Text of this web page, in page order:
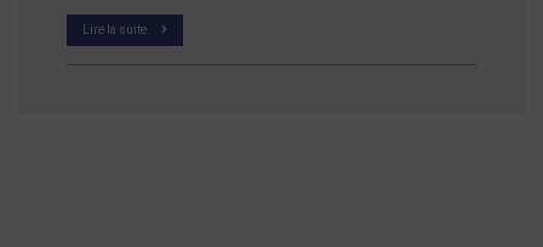
Lire la suite